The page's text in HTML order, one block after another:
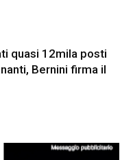
quasi 12mila posti
Bernini firma il